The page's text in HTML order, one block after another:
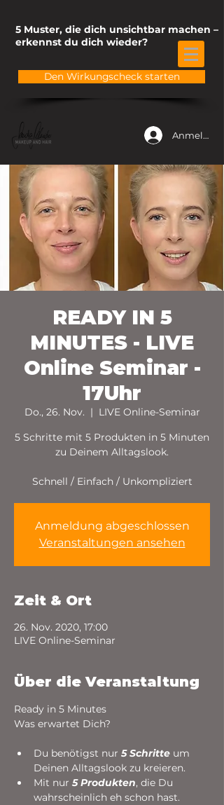
5 Muster, die dich unsichtbar machen –
erkennst du dich wieder?
Den Wirkungscheck starten
Anmelden
READY IN 5
MINUTES - LIVE
Online Seminar -
17Uhr
Do., 26. Nov.
  |
LIVE Online-Seminar
5 Schritte mit 5 Produkten in 5 Minuten
zu Deinem Alltagslook.
Schnell / Einfach / Unkompliziert
Anmeldung abgeschlossen
Veranstaltungen ansehen
Zeit & Ort
26. Nov. 2020, 17:00
LIVE Online-Seminar
Über die Veranstaltung
Ready in 5 Minutes
Du benötigst nur 5 Schritte um
Deinen Alltagslook zu kreieren.
Mit nur 5 Produkten, die Du
wahrscheinlich eh schon hast.